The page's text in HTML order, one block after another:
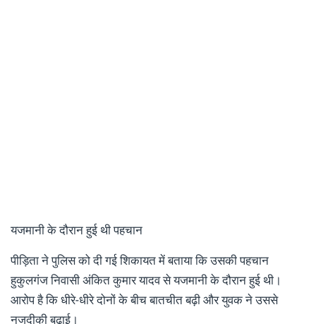
यजमानी के दौरान हुई थी पहचान
पीड़िता ने पुलिस को दी गई शिकायत में बताया कि उसकी पहचान
हुकुलगंज निवासी अंकित कुमार यादव से यजमानी के दौरान हुई थी।
आरोप है कि धीरे-धीरे दोनों के बीच बातचीत बढ़ी और युवक ने उससे
नजदीकी बढ़ाई।